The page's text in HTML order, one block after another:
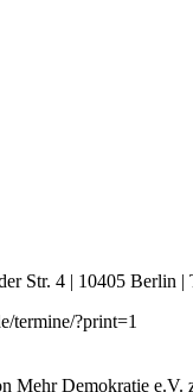
Str. 4 | 10405 Berlin
termine/?print=1
Mehr Demokratie e.V.